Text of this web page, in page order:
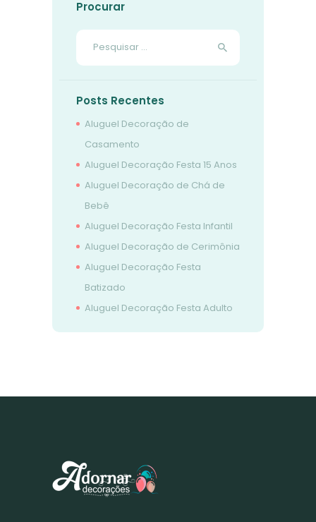
Procurar
Pesquisar
por:
Posts Recentes
Aluguel Decoração de
Casamento
Aluguel Decoração Festa 15 Anos
Aluguel Decoração de Chá de
Bebê
Aluguel Decoração Festa Infantil
Aluguel Decoração de Cerimônia
Aluguel Decoração Festa
Batizado
Aluguel Decoração Festa Adulto